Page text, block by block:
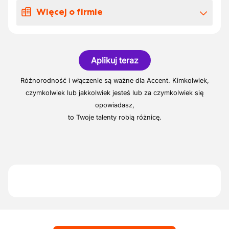
wiedzą. Podczas procesu rekrutacji chętnie
służymy radą i pomocą jako jobcoach.
Dni urlopowych
Urlop zgodnie z przepisami prawa i
ustaleniami sektora
Kontrola jakości maszyn
Więcej o firmie
Gistel, która mocno inwestuje w rozwój
firmy i opracowywanie nowych produktów.
Aplikuj teraz
Różnorodność i włączenie są ważne dla Accent. Kimkolwiek,
czymkolwiek lub jakkolwiek jesteś lub za czymkolwiek się
opowiadasz,
to Twoje talenty robią różnicę.